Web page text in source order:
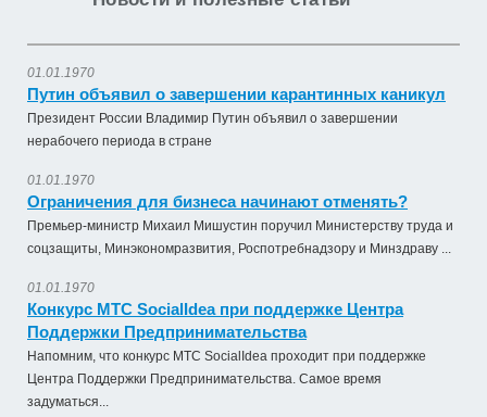
01.01.1970
Путин объявил о завершении карантинных каникул
Президент России Владимир Путин объявил о завершении
нерабочего периода в стране
01.01.1970
Ограничения для бизнеса начинают отменять?
Премьер-министр Михаил Мишустин поручил Министерству труда и
соцзащиты, Минэкономразвития, Роспотребнадзору и Минздраву ...
01.01.1970
Конкурс МТС SocialIdea при поддержке Центра
Поддержки Предпринимательства
Напомним, что конкурс МТС SocialIdea проходит при поддержке
Центра Поддержки Предпринимательства. Самое время
задуматься...
Оказание услуги по ремонту и техническому
обслуживанию летат...
979 492,71 руб. - сумма сделки